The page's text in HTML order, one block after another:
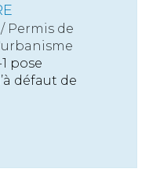
/ Permis de
pose
défaut de